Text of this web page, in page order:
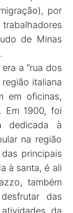
por
de Minas
a “rua dos
italiana
em oficinas,
Em 1900, foi
dedicada à
na região
principais
à santa, é ali
também
das
da